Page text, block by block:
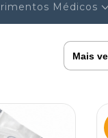
Médicos